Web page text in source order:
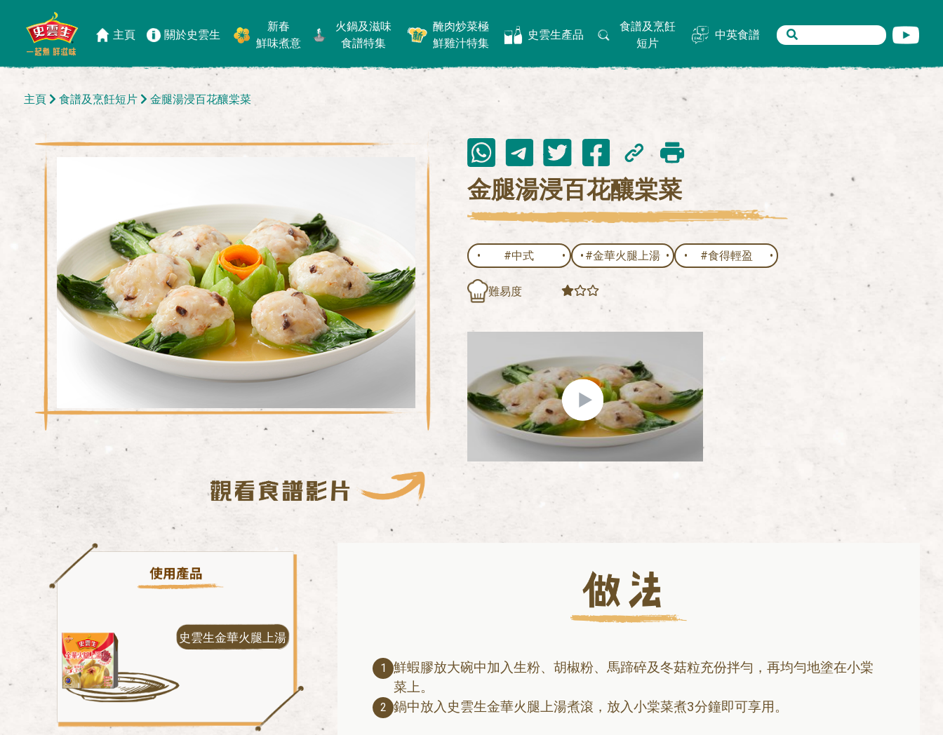
主頁 關於史雲生
新春
鮮味煮意
火鍋及滋味
食譜特集
醃肉炒菜極
鮮雞汁特集
史雲生產品
食譜及烹飪
短片
中英食譜
主頁 食譜及烹飪短片 金腿湯浸百花釀棠菜
金腿湯浸百花釀棠菜
#中式 #金華火腿上湯 #食得輕盈
難易度
史雲生金華火腿上湯
1
鮮蝦膠放大碗中加入生粉、胡椒粉、馬蹄碎及冬菇粒充份拌勻，再均勻地塗在小棠
菜上。
2 鍋中放入史雲生金華火腿上湯煮滾，放入小棠菜煮3分鐘即可享用。